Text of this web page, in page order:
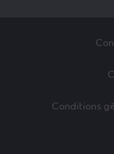
Conditions